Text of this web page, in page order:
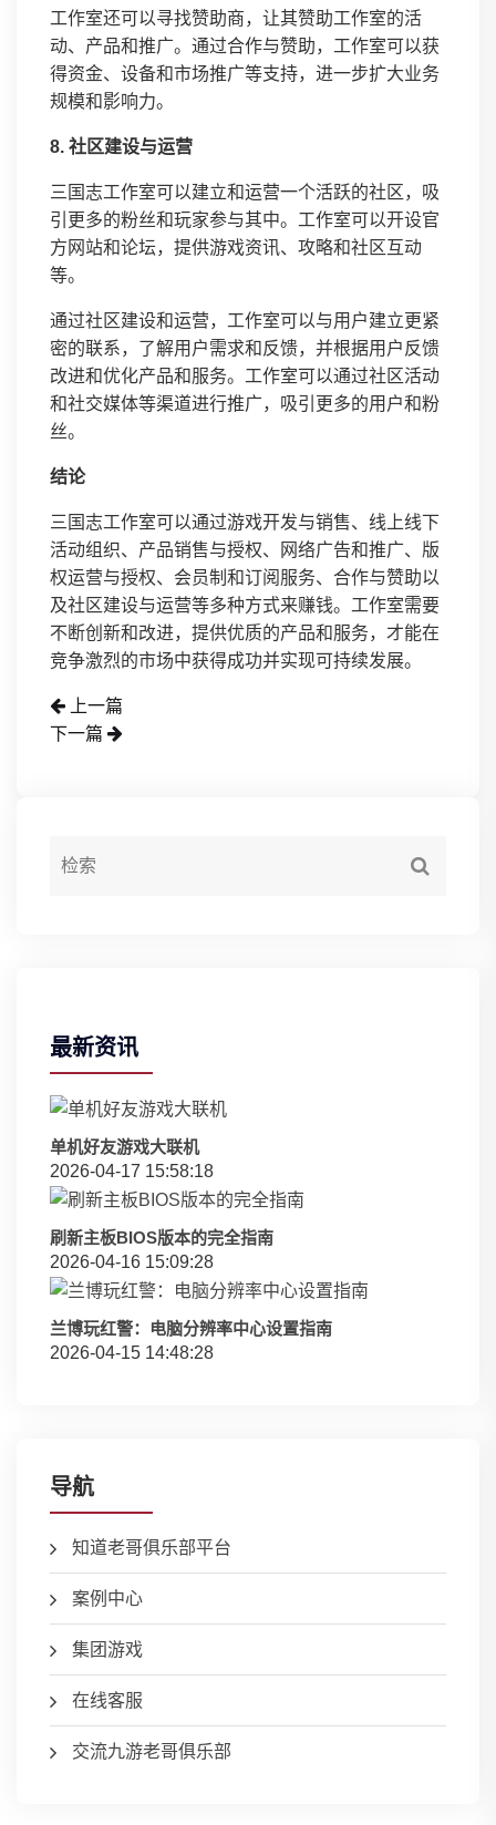
工作室还可以寻找赞助商，让其赞助工作室的活
动、产品和推广。通过合作与赞助，工作室可以获
得资金、设备和市场推广等支持，进一步扩大业务
规模和影响力。
8. 社区建设与运营
三国志工作室可以建立和运营一个活跃的社区，吸
引更多的粉丝和玩家参与其中。工作室可以开设官
方网站和论坛，提供游戏资讯、攻略和社区互动
等。
通过社区建设和运营，工作室可以与用户建立更紧
密的联系，了解用户需求和反馈，并根据用户反馈
改进和优化产品和服务。工作室可以通过社区活动
和社交媒体等渠道进行推广，吸引更多的用户和粉
丝。
结论
三国志工作室可以通过游戏开发与销售、线上线下
活动组织、产品销售与授权、网络广告和推广、版
权运营与授权、会员制和订阅服务、合作与赞助以
及社区建设与运营等多种方式来赚钱。工作室需要
不断创新和改进，提供优质的产品和服务，才能在
竞争激烈的市场中获得成功并实现可持续发展。
上一篇
下一篇
最新资讯
单机好友游戏大联机
2026-04-17 15:58:18
刷新主板BIOS版本的完全指南
2026-04-16 15:09:28
兰博玩红警：电脑分辨率中心设置指南
2026-04-15 14:48:28
导航
知道老哥俱乐部平台
案例中心
集团游戏
在线客服
交流九游老哥俱乐部